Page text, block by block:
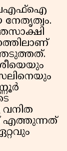
നേതൃത്വം.
വനിത
എത്തുന്നത്